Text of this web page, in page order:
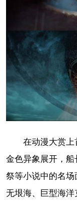
在动漫大赏上
金色异象展开，
祭等小说中的名
无垠海、巨型海